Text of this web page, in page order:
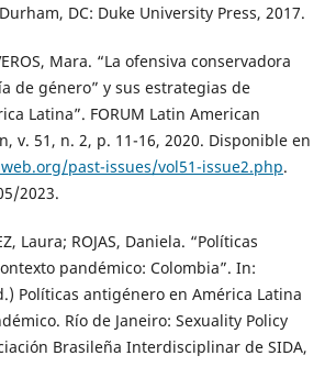
DC: Duke University Press, 2017.
Mara. “La ofensiva conservadora
de género” y sus estrategias de
Latina”. FORUM Latin American
v. 51, n. 2, p. 11-16, 2020. Disponible en
past-issues/vol51-issue2.php.
2023.
Laura; ROJAS, Daniela. “Políticas
pandémico: Colombia”. In:
Políticas antigénero en América Latina
Río de Janeiro: Sexuality Policy
Brasileña Interdisciplinar de SIDA,